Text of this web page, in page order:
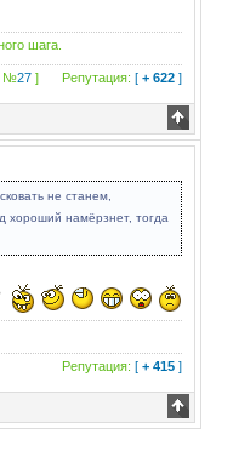
шага.
№27 ] Репутация: [+ 622 ]
не станем,
хороший намёрзнет, тогда
Репутация: [+ 415 ]